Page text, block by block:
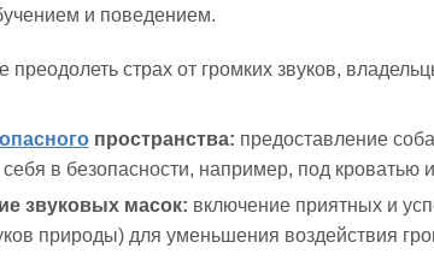
и поведением.
страх от громких звуков,
пространства: предоставление
себя в безопасности, например, под кроватью
звуковых масок: включение приятных и
природы) для уменьшения воздействия